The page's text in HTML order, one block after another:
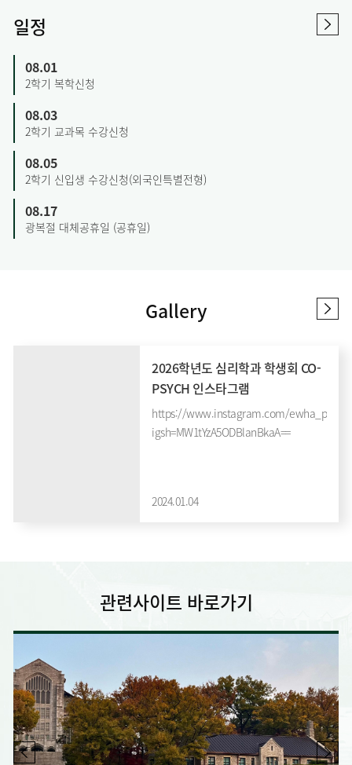
일정
08.01
2학기 복학신청
08.03
2학기 교과목 수강신청
08.05
2학기 신입생 수강신청(외국인특별전형)
08.17
광복절 대체공휴일 (공휴일)
Gallery
2026학년도 심리학과 학생회 CO-
PSYCH 인스타그램
https://www.instagram.com/
igsh=MW1tYzA5ODBlanBkaA==
2024.01.04
관련사이트 바로가기